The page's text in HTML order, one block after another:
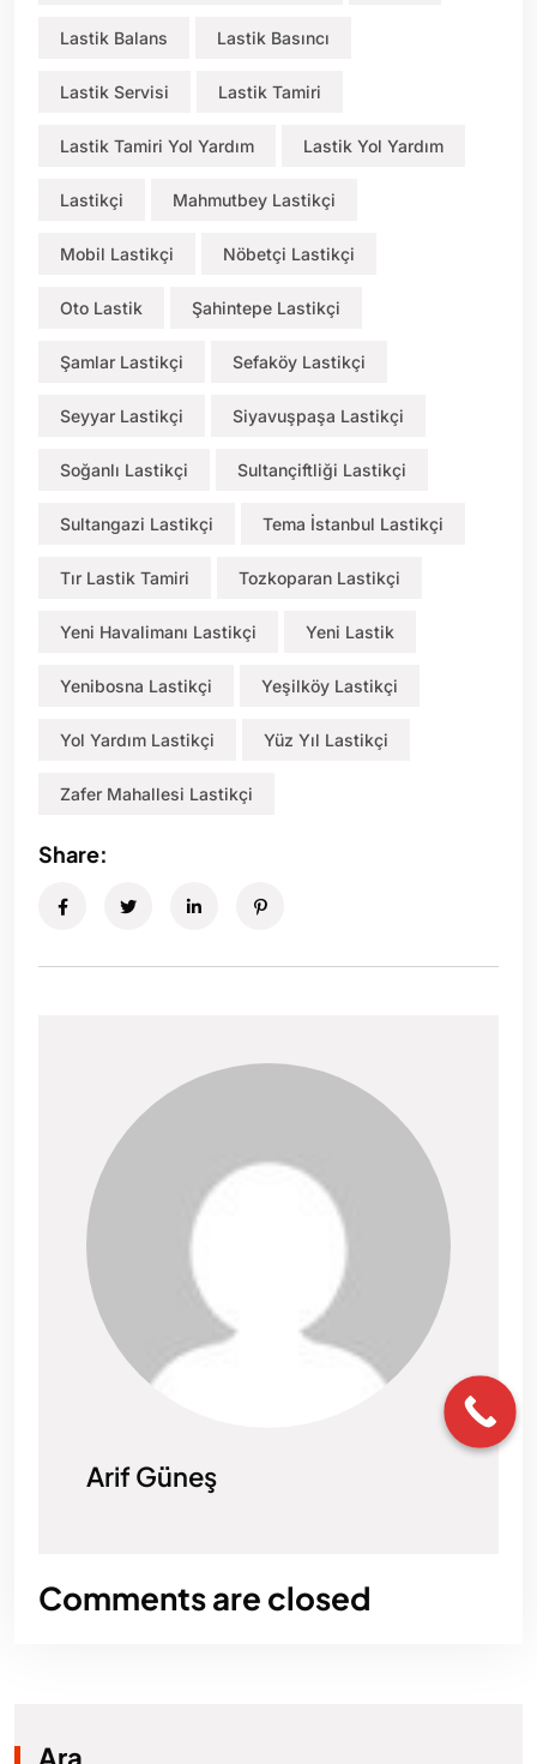
Lastik Balans Lastik Basıncı
Lastik Servisi Lastik Tamiri
Lastik Tamiri Yol Yardım Lastik Yol Yardım
Lastikçi Mahmutbey Lastikçi
Mobil Lastikçi Nöbetçi Lastikçi
Oto Lastik Şahintepe Lastikçi
Şamlar Lastikçi Sefaköy Lastikçi
Seyyar Lastikçi Siyavuşpaşa Lastikçi
Soğanlı Lastikçi Sultançiftliği Lastikçi
Sultangazi Lastikçi Tema İstanbul Lastikçi
Tır Lastik Tamiri Tozkoparan Lastikçi
Yeni Havalimanı Lastikçi Yeni Lastik
Yenibosna Lastikçi Yeşilköy Lastikçi
Yol Yardım Lastikçi Yüz Yıl Lastikçi
Zafer Mahallesi Lastikçi
Share:
Arif Güneş
Comments are closed
Ara